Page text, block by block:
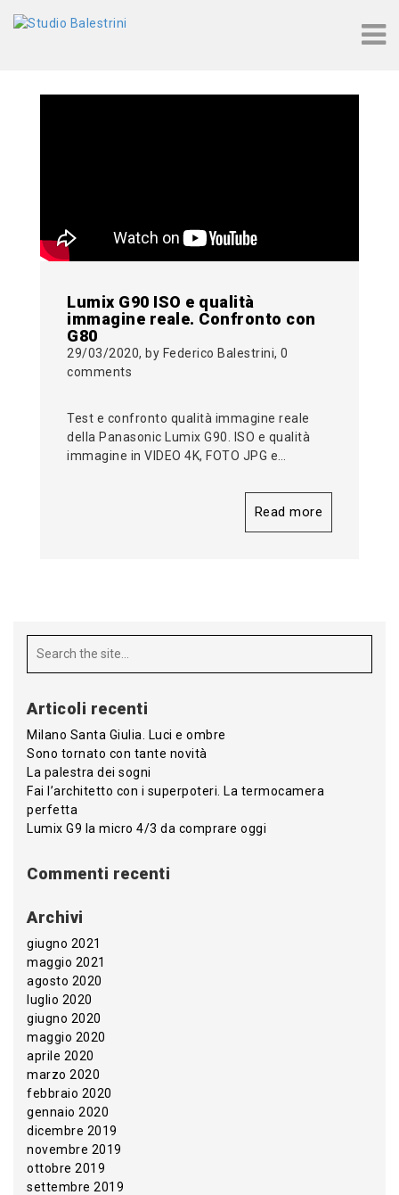
Lumix G90 ISO e qualità
immagine reale. Confronto con
G80
29/03/2020, by Federico Balestrini, 0
comments
Test e confronto qualità immagine reale
della Panasonic Lumix G90. ISO e qualità
immagine in VIDEO 4K, FOTO JPG e…
Read more
Articoli recenti
Milano Santa Giulia. Luci e ombre
Sono tornato con tante novità
La palestra dei sogni
Fai l’architetto con i superpoteri. La termocamera
perfetta
Lumix G9 la micro 4/3 da comprare oggi
Commenti recenti
Archivi
giugno 2021
maggio 2021
agosto 2020
luglio 2020
giugno 2020
maggio 2020
aprile 2020
marzo 2020
febbraio 2020
gennaio 2020
dicembre 2019
novembre 2019
ottobre 2019
settembre 2019